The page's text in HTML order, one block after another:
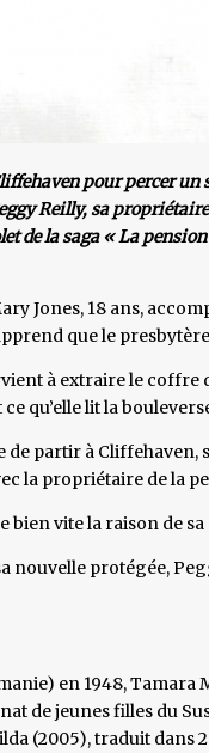
pour percer
Reilly, sa
de la saga « La
Jones, 18 ans,
que le
à extraire le
qu’elle lit la
de partir à
la propriétaire de la
bien vite la raison de sa
nouvelle protégée,
en 1948,
de jeunes filles du
(2005), traduit dans